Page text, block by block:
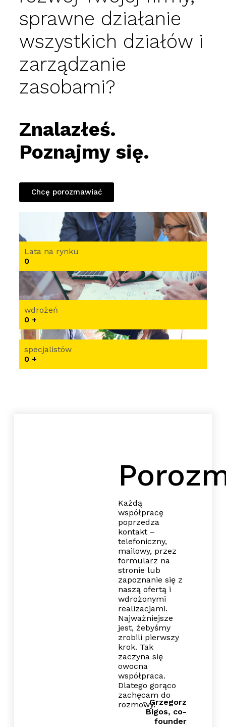
sprawne działanie
wszystkich działów i
zarządzanie
zasobami?
Znalazłeś.
Poznajmy się.
Chcę porozmawiać
Lata na rynku
0
wdrożeń
0 +
specjalistów
0 +
Każdą
współpracę
poprzedza
kontakt –
telefoniczny,
mailowy, przez
formularz na
stronie lub
zapoznanie się z
naszą ofertą i
wdrożonymi
realizacjami.
Najważniejsze
jest, żebyśmy
zrobili pierwszy
krok. Tak
zaczyna się
owocna
współpraca.
Dlatego gorąco
zachęcam do
rozmowy.- Grzegorz
Bigos, co-
founder